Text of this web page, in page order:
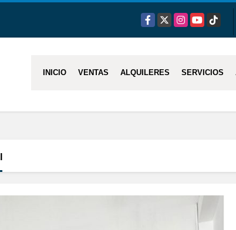
Facebook
X Instagram
YouTubeTikTok
INICIO VENTAS ALQUILERES SERVICIOS